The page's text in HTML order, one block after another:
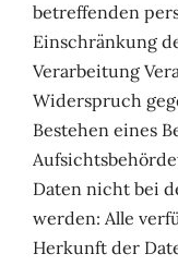
betreffenden
Einschränkung
Verarbeitung
Widerspruch
Bestehen eines
Daten nicht bei
werden: Alle
Herkunft der